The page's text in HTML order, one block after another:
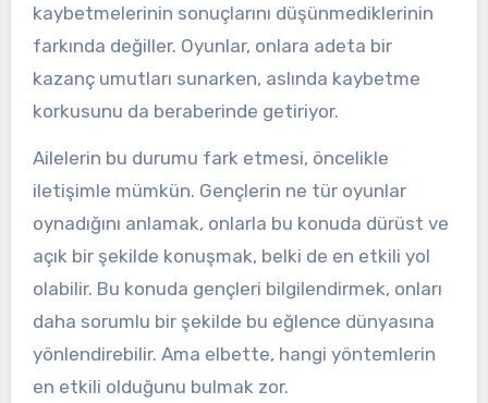
kaybetmelerinin sonuçlarını düşünmediklerinin
farkında değiller. Oyunlar, onlara adeta bir
kazanç umutları sunarken, aslında kaybetme
korkusunu da beraberinde getiriyor.
Ailelerin bu durumu fark etmesi, öncelikle
iletişimle mümkün. Gençlerin ne tür oyunlar
oynadığını anlamak, onlarla bu konuda dürüst ve
açık bir şekilde konuşmak, belki de en etkili yol
olabilir. Bu konuda gençleri bilgilendirmek, onları
daha sorumlu bir şekilde bu eğlence dünyasına
yönlendirebilir. Ama elbette, hangi yöntemlerin
en etkili olduğunu bulmak zor.